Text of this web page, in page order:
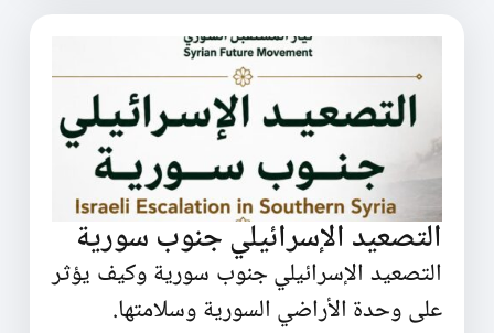
التصعيد الإسرائيلي جنوب سورية
التصعيد الإسرائيلي جنوب سورية وكيف يؤثر
على وحدة الأراضي السورية وسلامتها.